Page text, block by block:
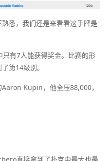
悉，我们还是来看看这手牌是
有7人能获得奖金。比赛的形
第14级别。
Kupin，他全压88,000，
直接拿到了扑克中最大也最